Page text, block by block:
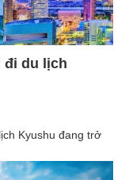
đi du lịch
Kyushu đang trở